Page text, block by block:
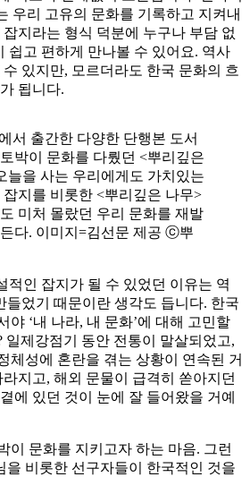
우리 고유의 문화를 기록하고 지켜내
지라는 형식 덕분에 누구나 부담 없
쉽고 편하게 만나볼 수 있어요. 역사
있지만, 모르더라도 한국 문화의 흐
됩니다.
서 출간한 다양한 단행본 도서
박이 문화를 다뤘던 <뿌리깊은
늘을 사는 우리에게도 가치있는
지를 비롯한 <뿌리깊은 나무>
미처 몰랐던 우리 문화를 재발
다. 이미지=김선문 제공 ⓒ뿌
적인 잡지가 될 수 있었던 이유는 역
들었기 때문이란 생각도 듭니다. 한국
야 ‘내 나라, 내 문화’에 대해 고민할
일제강점기 동안 전통이 말살되었고,
체성에 혼란을 겪는 상황이 연속된 거
지고, 해외 문물이 급격히 쏟아지던
에 있던 것이 눈에 잘 들어왔을 거예
이 문화를 지키고자 하는 마음. 그런
을 비롯한 선구자들이 한국적인 것을